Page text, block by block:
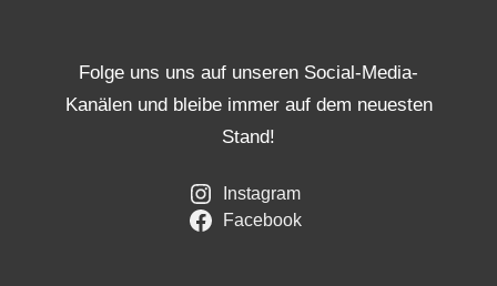
Folge uns uns auf unseren Social-Media-
Kanälen und bleibe immer auf dem neuesten
Stand!
Instagram
Facebook